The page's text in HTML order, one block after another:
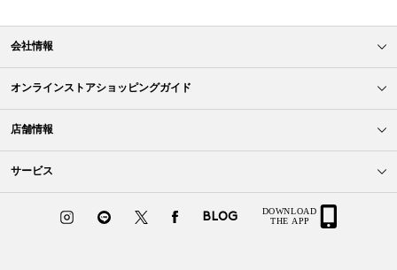
会社情報
オンラインストアショッピングガイド
店舗情報
サービス
BLOG